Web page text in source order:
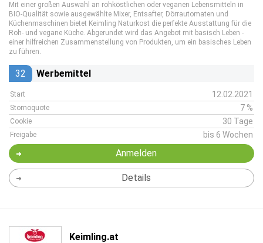
Mit einer großen Auswahl an rohköstlichen oder veganen Lebensmitteln in
BIO-Qualität sowie ausgewählte Mixer, Entsafter, Dörrautomaten und
Küchenmaschinen bietet Keimling Naturkost die perfekte Ausstattung für die
Roh- und vegane Küche. Abgerundet wird das Angebot mit basisch Leben -
einer hilfreichen Zusammenstellung von Produkten, um ein basisches Leben
zu führen.
32 Werbemittel
Start 12.02.2021
Stornoquote 7 %
Cookie 30 Tage
Freigabe bis 6 Wochen
Anmelden
Details
Keimling.at